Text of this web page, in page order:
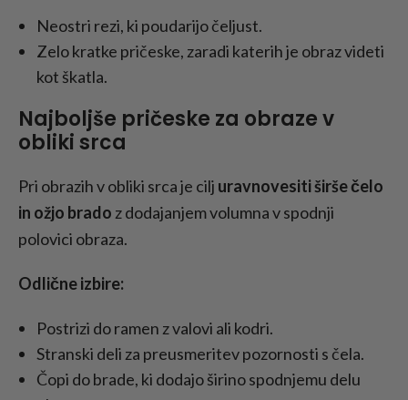
Neostri rezi, ki poudarijo čeljust.
Zelo kratke pričeske, zaradi katerih je obraz videti
kot škatla.
Najboljše pričeske za obraze v
obliki srca
Pri obrazih v obliki srca je cilj uravnovesiti širše čelo
in ožjo brado z dodajanjem volumna v spodnji
polovici obraza.
Odlične izbire:
Postrizi do ramen z valovi ali kodri.
Stranski deli za preusmeritev pozornosti s čela.
Čopi do brade, ki dodajo širino spodnjemu delu